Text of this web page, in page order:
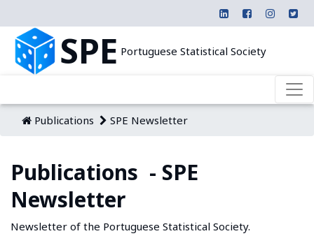
SPE Portuguese Statistical Society
Publications SPE Newsletter
Publications - SPE
Newsletter
Newsletter of the Portuguese Statistical Society.